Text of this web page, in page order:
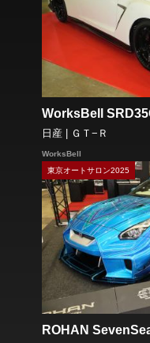
WorksBell
日産 | ＧＴ−Ｒ
WorksBell
東京オートサロン2025
ROHAN